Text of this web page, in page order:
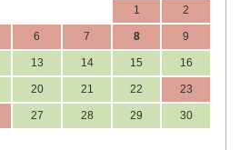
1 2
6 7 8 9
13 14 15 16
20 21 22 23
27 28 29 30